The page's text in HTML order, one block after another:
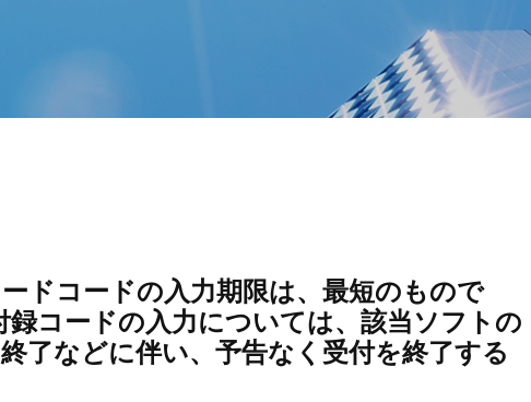
ドコードの入力期限は、最短のもので
録コードの入力については、該当ソフトの
了などに伴い、予告なく受付を終了する